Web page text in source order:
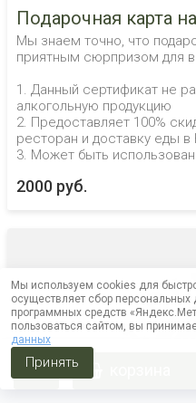
Подарочная карта
Мы знаем точно, что
приятным сюрпризом для
1. Данный сертификат не
алкогольную продукцию
2. Предоставляет 100%
ресторан и доставку еды в
3. Может быть
2000 руб.
Мы используем cookies для
осуществляет сбор
программных средств
пользоваться сайтом, вы
данных
Принять